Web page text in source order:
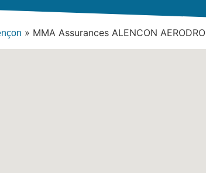
» MMA Assurances ALENCON